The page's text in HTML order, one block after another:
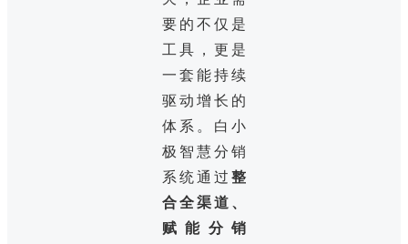
要的不仅是
工具，更是
一套能持续
驱动增长的
体系。白小
极智慧分销
系统通过 整
合全渠道、
赋能分销